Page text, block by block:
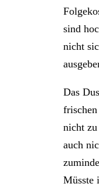
sind
nicht
Das
nicht
auch
Müsste